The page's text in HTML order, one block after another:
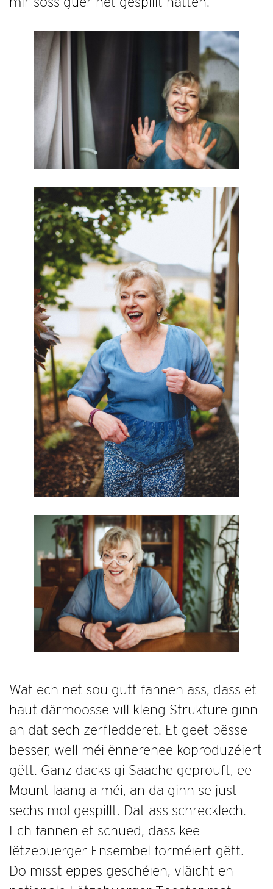
Wat ech net sou gutt fannen ass, dass et
haut därmoosse vill kleng Strukture ginn
an dat sech zerfledderet. Et geet bësse
besser, well méi ënnerenee koproduzéiert
gëtt. Ganz dacks gi Saache geprouft, ee
Mount laang a méi, an da ginn se just
sechs mol gespillt. Dat ass schrecklech.
Ech fannen et schued, dass kee
lëtzebuerger Ensembel forméiert gëtt.
Do misst eppes geschéien, vläicht en